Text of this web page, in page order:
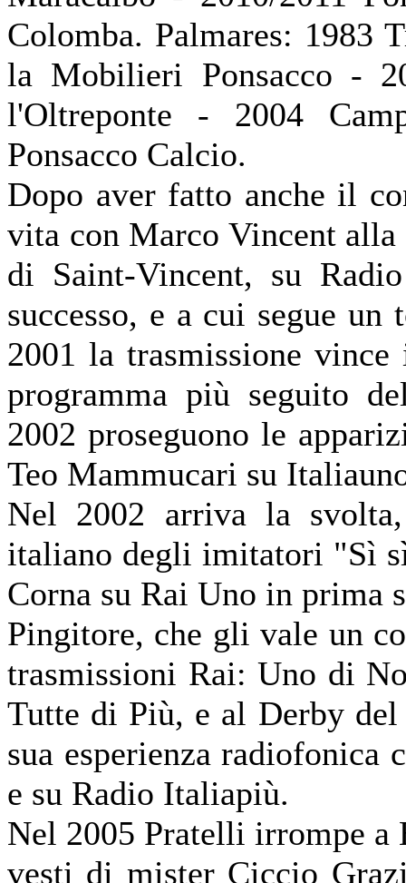
Colomba. Palmares: 1983
la Mobilieri Ponsacco -
l'Oltreponte - 2004
Ponsacco Calcio.
Dopo aver fatto anche il
vita con Marco Vincent
di Saint-Vincent, su
successo, e a cui segue
2001 la trasmissione
programma più seguito
2002 proseguono le
Teo Mammucari su
Nel 2002 arriva la
italiano degli imitatori "Sì
Corna su Rai Uno in prima
Pingitore, che gli vale un
trasmissioni Rai: Uno di
Tutte di Più, e al Derby del
sua esperienza radiofonica
e su Radio Italiapiù.
Nel 2005 Pratelli irrompe a
vesti di mister Ciccio